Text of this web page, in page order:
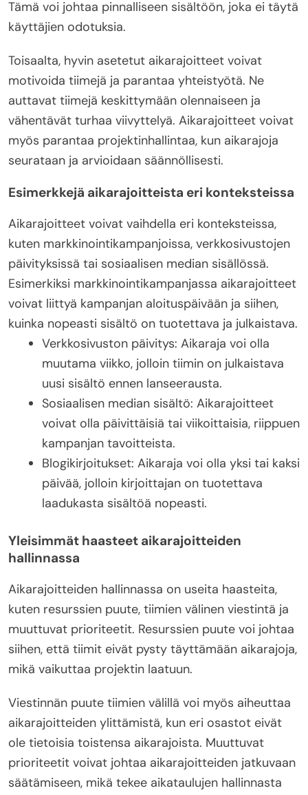
Tämä voi johtaa pinnalliseen sisältöön, joka ei täytä
käyttäjien odotuksia.
Toisaalta, hyvin asetetut aikarajoitteet voivat
motivoida tiimejä ja parantaa yhteistyötä. Ne
auttavat tiimejä keskittymään olennaiseen ja
vähentävät turhaa viivyttelyä. Aikarajoitteet voivat
myös parantaa projektinhallintaa, kun aikarajoja
seurataan ja arvioidaan säännöllisesti.
Esimerkkejä aikarajoitteista eri konteksteissa
Aikarajoitteet voivat vaihdella eri konteksteissa,
kuten markkinointikampanjoissa, verkkosivustojen
päivityksissä tai sosiaalisen median sisällössä.
Esimerkiksi markkinointikampanjassa aikarajoitteet
voivat liittyä kampanjan aloituspäivään ja siihen,
kuinka nopeasti sisältö on tuotettava ja julkaistava.
Verkkosivuston päivitys: Aikaraja voi olla
muutama viikko, jolloin tiimin on julkaistava
uusi sisältö ennen lanseerausta.
Sosiaalisen median sisältö: Aikarajoitteet
voivat olla päivittäisiä tai viikoittaisia, riippuen
kampanjan tavoitteista.
Blogikirjoitukset: Aikaraja voi olla yksi tai kaksi
päivää, jolloin kirjoittajan on tuotettava
laadukasta sisältöä nopeasti.
Yleisimmät haasteet aikarajoitteiden
hallinnassa
Aikarajoitteiden hallinnassa on useita haasteita,
kuten resurssien puute, tiimien välinen viestintä ja
muuttuvat prioriteetit. Resurssien puute voi johtaa
siihen, että tiimit eivät pysty täyttämään aikarajoja,
mikä vaikuttaa projektin laatuun.
Viestinnän puute tiimien välillä voi myös aiheuttaa
aikarajoitteiden ylittämistä, kun eri osastot eivät
ole tietoisia toistensa aikarajoista. Muuttuvat
prioriteetit voivat johtaa aikarajoitteiden jatkuvaan
säätämiseen, mikä tekee aikataulujen hallinnasta